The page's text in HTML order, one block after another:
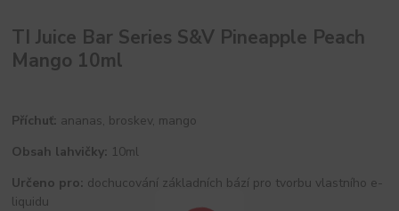
TI Juice Bar Series S&V Pineapple Peach
Mango 10ml
Příchuť: ananas, broskev, mango
Obsah lahvičky: 10ml
Určeno pro: dochucování základních bází pro tvorbu vlastního e-
liquidu